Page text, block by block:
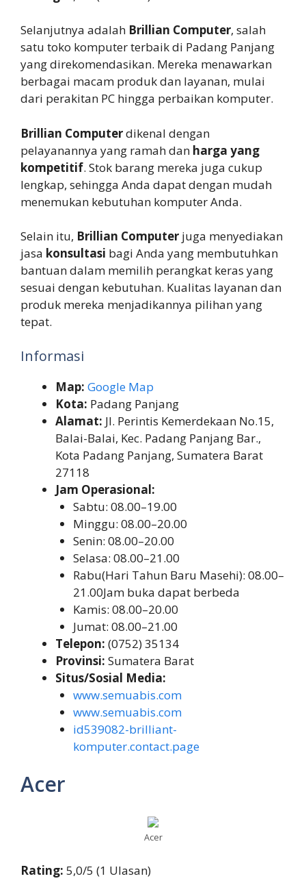
Selanjutnya adalah Brillian Computer, salah
satu toko komputer terbaik di Padang Panjang
yang direkomendasikan. Mereka menawarkan
berbagai macam produk dan layanan, mulai
dari perakitan PC hingga perbaikan komputer.
Brillian Computerdikenal dengan
pelayanannya yang ramah dan harga yang
kompetitif. Stok barang mereka juga cukup
lengkap, sehingga Anda dapat dengan mudah
menemukan kebutuhan komputer Anda.
Selain itu, Brillian Computer juga menyediakan
jasa konsultasi bagi Anda yang membutuhkan
bantuan dalam memilih perangkat keras yang
sesuai dengan kebutuhan. Kualitas layanan dan
produk mereka menjadikannya pilihan yang
tepat.
Informasi
Map: Google Map
Kota: Padang Panjang
Alamat: Jl. Perintis Kemerdekaan No.15,
Balai-Balai, Kec. Padang Panjang Bar.,
Kota Padang Panjang, Sumatera Barat
27118
Jam Operasional:
Sabtu: 08.00–19.00
Minggu: 08.00–20.00
Senin: 08.00–20.00
Selasa: 08.00–21.00
Rabu(Hari Tahun Baru Masehi): 08.00–
21.00Jam buka dapat berbeda
Kamis: 08.00–20.00
Jumat: 08.00–21.00
Telepon: (0752) 35134
Provinsi: Sumatera Barat
Situs/Sosial Media:
www.semuabis.com
www.semuabis.com
id539082-brilliant-
komputer.contact.page
Acer
Acer
Rating: 5,0/5 (1 Ulasan)